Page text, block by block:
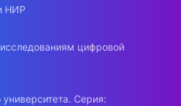
НИР
цифровой
Серия: